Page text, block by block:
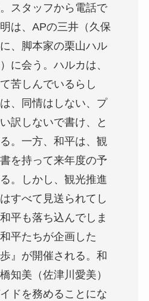
スタッフから電話で
は、APの三井（久保
、脚本家の栗山ハル
に会う。ハルカは、
苦しんでいるらし
、同情はしない、プ
訳しないで書け、と
。一方、和平は、観
を持って来年度の予
。しかし、観光推進
すべて見送られてし
平も落ち込んでしま
平たちが企画した
』が開催される。和
知美（佐津川愛美）
ドを務めることにな